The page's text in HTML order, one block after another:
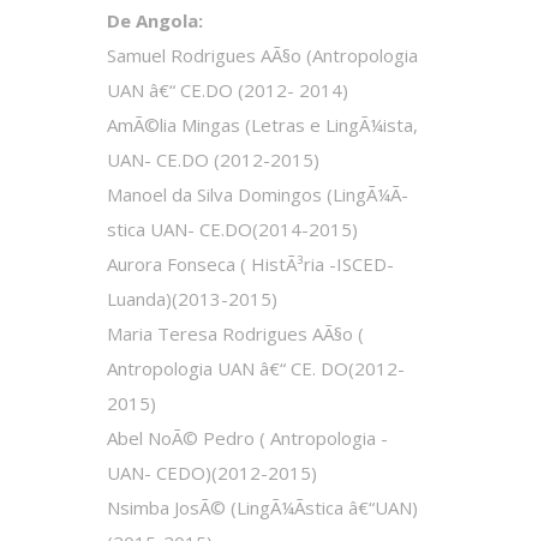
De Angola:
Samuel Rodrigues AÃ§o (Antropologia
UAN â€“ CE.DO (2012- 2014)
AmÃ©lia Mingas (Letras e LingÃ¼ista,
UAN- CE.DO (2012-2015)
Manoel da Silva Domingos (LingÃ¼Ã­
stica UAN- CE.DO(2014-2015)
Aurora Fonseca ( HistÃ³ria -ISCED-
Luanda)(2013-2015)
Maria Teresa Rodrigues AÃ§o (
Antropologia UAN â€“ CE. DO(2012-
2015)
Abel NoÃ© Pedro ( Antropologia -
UAN- CEDO)(2012-2015)
Nsimba JosÃ© (LingÃ¼Ã­stica â€“UAN)